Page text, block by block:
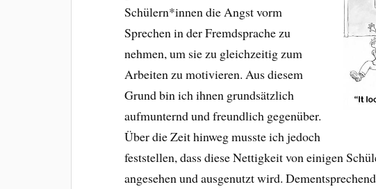
Schülern*innen die Angst vorm
Sprechen in der Fremdsprache zu
nehmen, um sie zu gleichzeitig zum
Arbeiten zu motivieren. Aus diesem
Grund bin ich ihnen grundsätzlich
aufmunternd und freundlich gegenüber.
Über die Zeit hinweg musste ich jedoch
feststellen, dass diese Nettigkeit von einigen
angesehen und ausgenutzt wird.